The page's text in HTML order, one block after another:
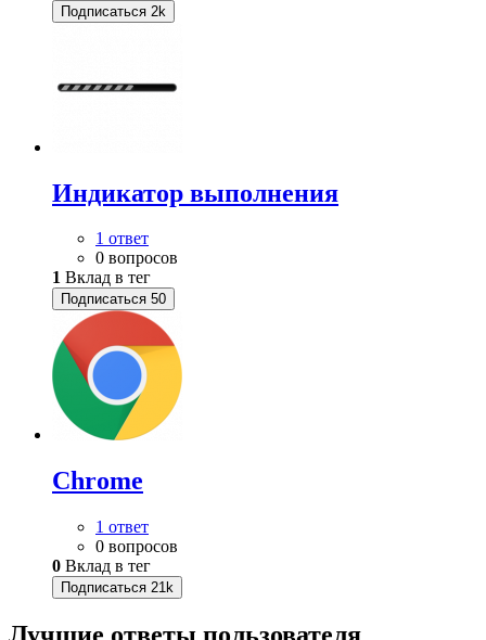
Подписаться 2k
Индикатор выполнения
1 ответ
0 вопросов
1 Вклад в тег
Подписаться 50
Chrome
1 ответ
0 вопросов
0 Вклад в тег
Подписаться 21k